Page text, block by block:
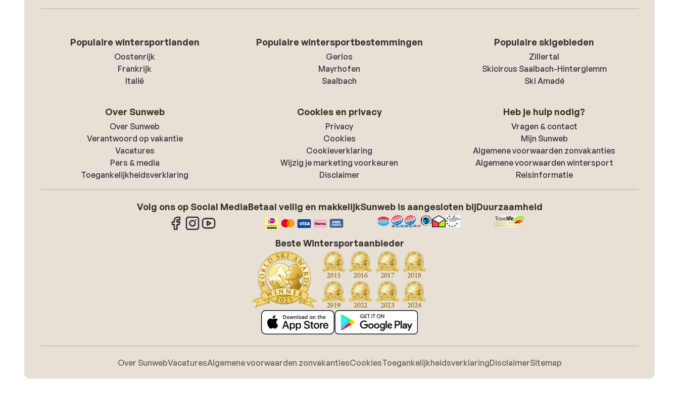
Populaire wintersportlanden
Oostenrijk
Frankrijk
Italië
Populaire wintersportbestemmingen
Gerlos
Mayrhofen
Saalbach
Populaire skigebieden
Zillertal
Skicircus Saalbach-Hinterglemm
Ski Amadé
Over Sunweb
Over Sunweb
Verantwoord op vakantie
Vacatures
Pers & media
Toegankelijkheidsverklaring
Cookies en privacy
Privacy
Cookies
Cookieverklaring
Wijzig je marketing voorkeuren
Disclaimer
Heb je hulp nodig?
Vragen & contact
Mijn Sunweb
Algemene voorwaarden zonvakanties
Algemene voorwaarden wintersport
Reisinformatie
Volg ons op Social MediaBetaal veilig en makkelijkSunweb is aangesloten bijDuurzaamheid
Beste Wintersportaanbieder
Over SunwebVacaturesAlgemene voorwaarden zonvakantiesCookiesToegankelijkheidsverklaringDisclaimerSitemap